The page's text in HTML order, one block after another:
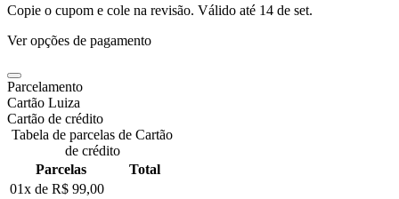
Copie o cupom e cole na revisão. Válido até 14 de set.
Ver opções de pagamento
Parcelamento
Cartão Luiza
Cartão de crédito
Tabela de parcelas de Cartão
de crédito
Parcelas
Total
01x de R$ 99,00